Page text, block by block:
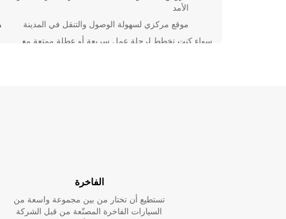
الأمد
موقع مركزي لسهولة الوصول والتنقل في المدينة
سواء كنت تخطط لرحلة عمل سريعة أو عطلة ممتعة مع
الفاخرة
تستطيع أن تختار من بين مجموعة واسعة من
السيارات الفاخرة المصنّعة من قبل الشركة